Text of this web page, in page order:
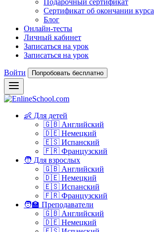
Подарочный сертификат
Сертификат об окончании курса
Блог
Онлайн-тесты
Личный кабинет
Записаться на урок
Записаться на урок
Войти Попробовать бесплатно
👶 Для детей
🇬🇧 Английский
🇩🇪 Немецкий
🇪🇸 Испанский
🇫🇷 Французский
🧑 Для взрослых
🇬🇧 Английский
🇩🇪 Немецкий
🇪🇸 Испанский
🇫🇷 Французский
🧑‍🏫 Преподаватели
🇬🇧 Английский
🇩🇪 Немецкий